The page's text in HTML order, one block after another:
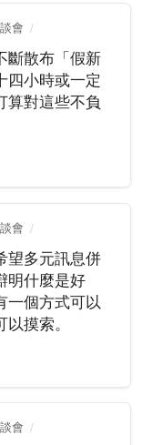
會
斷散布「假新
四小時或一定
算對這些不負
會
望多元訊息併
明什麼是好
一個方式可以
摸索。
會